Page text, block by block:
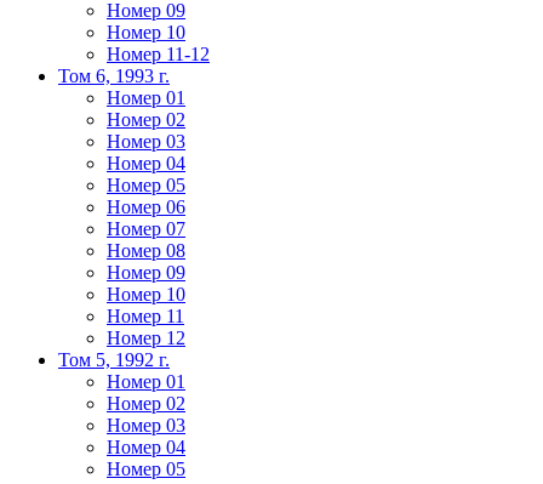
Номер 09
Номер 10
Номер 11-12
Том 6, 1993 г.
Номер 01
Номер 02
Номер 03
Номер 04
Номер 05
Номер 06
Номер 07
Номер 08
Номер 09
Номер 10
Номер 11
Номер 12
Том 5, 1992 г.
Номер 01
Номер 02
Номер 03
Номер 04
Номер 05